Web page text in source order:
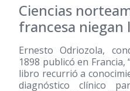
Ciencias
francesa niegan
Ernesto Odriozola,
1898 publicó en Francia,
libro recurrió a
diagnóstico clínico